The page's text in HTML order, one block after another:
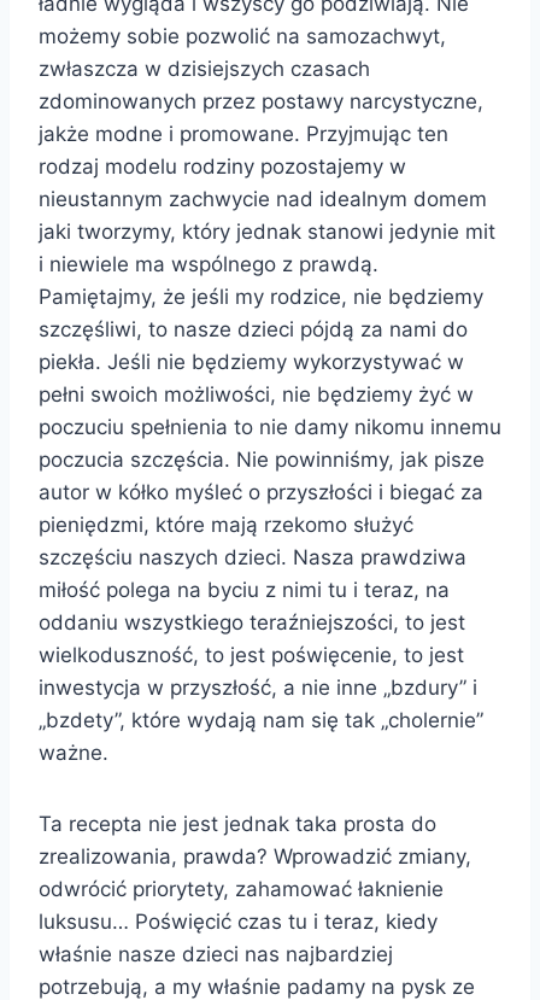
możemy sobie pozwolić na samozachwyt,
zwłaszcza w dzisiejszych czasach
zdominowanych przez postawy narcystyczne,
jakże modne i promowane. Przyjmując ten
rodzaj modelu rodziny pozostajemy w
nieustannym zachwycie nad idealnym domem
jaki tworzymy, który jednak stanowi jedynie mit
i niewiele ma wspólnego z prawdą.
Pamiętajmy, że jeśli my rodzice, nie będziemy
szczęśliwi, to nasze dzieci pójdą za nami do
piekła. Jeśli nie będziemy wykorzystywać w
pełni swoich możliwości, nie będziemy żyć w
poczuciu spełnienia to nie damy nikomu innemu
poczucia szczęścia. Nie powinniśmy, jak pisze
autor w kółko myśleć o przyszłości i biegać za
pieniędzmi, które mają rzekomo służyć
szczęściu naszych dzieci. Nasza prawdziwa
miłość polega na byciu z nimi tu i teraz, na
oddaniu wszystkiego teraźniejszości, to jest
wielkoduszność, to jest poświęcenie, to jest
inwestycja w przyszłość, a nie inne „bzdury” i
„bzdety”, które wydają nam się tak „cholernie”
ważne.
Ta recepta nie jest jednak taka prosta do
zrealizowania, prawda? Wprowadzić zmiany,
odwrócić priorytety, zahamować łaknienie
luksusu… Poświęcić czas tu i teraz, kiedy
właśnie nasze dzieci nas najbardziej
potrzebują, a my właśnie padamy na pysk ze